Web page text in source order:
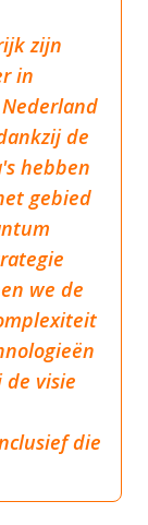
zijn
in
de
hebben
gebied
we de
visie
die